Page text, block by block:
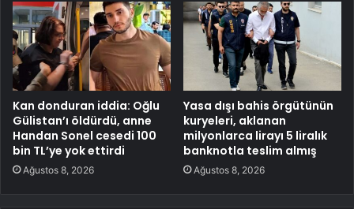
Kan donduran iddia: Oğlu
Gülistan’ı öldürdü, anne
Handan Sonel cesedi 100
bin TL’ye yok ettirdi
Ağustos 8, 2026
Yasa dışı bahis örgütünün
kuryeleri, aklanan
milyonlarca lirayı 5 liralık
banknotla teslim almış
Ağustos 8, 2026